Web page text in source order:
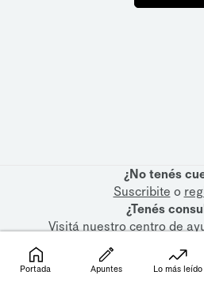
¿No tenés
Suscribite o
¿Tenés
Visitá nuestrocentro de
Portada Apuntes Lo más leído